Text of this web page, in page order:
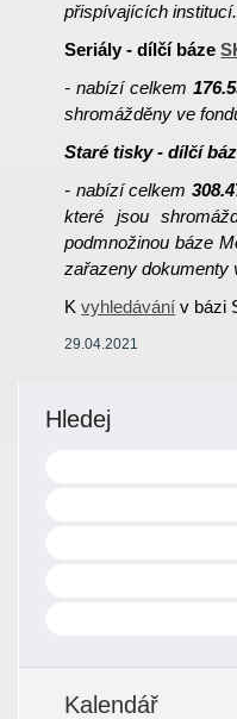
přispívajících institucí.
Seriály - dílčí báze
- nabízí celkem
shromážděny ve
Staré tisky - dílčí
- nabízí celkem
které jsou
podmnožinou báze
zařazeny dokumenty
Kvyhledávání v bázi
29.04.2021
Hledej
Kalendář